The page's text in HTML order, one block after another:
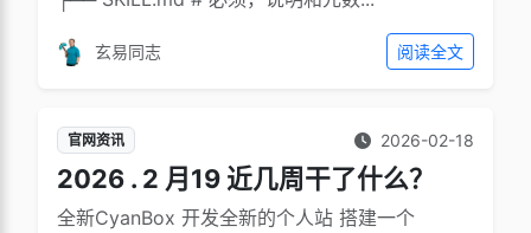
玄易同志 阅读全文
官网资讯 2026-02-18
2026 . 2 月19 近几周干了什么？
全新CyanBox 开发全新的个人站 搭建一个